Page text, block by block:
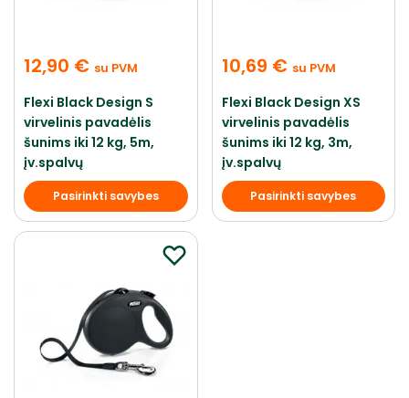
12,90 € su PVM
Flexi Black Design S
virvelinis pavadėlis
šunims iki 12 kg, 5m,
įv.spalvų
Pasirinkti savybes
10,69 € su PVM
Flexi Black Design XS
virvelinis pavadėlis
šunims iki 12 kg, 3m,
įv.spalvų
Pasirinkti savybes